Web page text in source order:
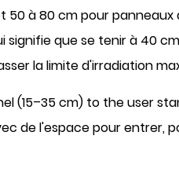
50 à 80 cmpour panneaux
signifie quese tenir à 40
la limite d'irradiation
(15–35 cm) to the user
de l'espace pour entrer,